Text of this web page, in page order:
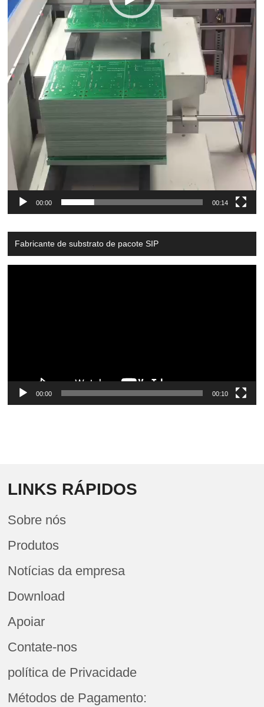
00:00 00:14
Fabricante de substrato de pacote SIP
00:00 00:10
LINKS RÁPIDOS
Sobre nós
Produtos
Notícias da empresa
Download
Apoiar
Contate-nos
política de Privacidade
Métodos de Pagamento: